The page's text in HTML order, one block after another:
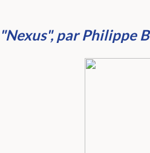
par Philippe